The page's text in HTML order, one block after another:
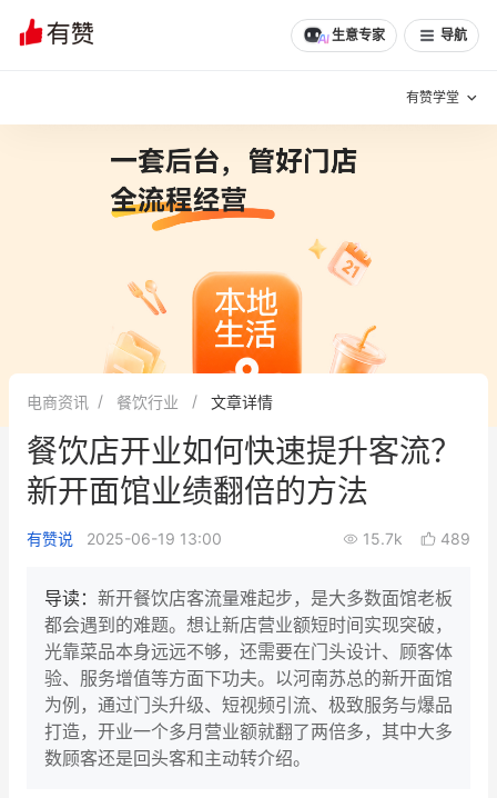
生意专家 导航
有赞学堂
增长方法
有赞专家说
新零售最佳实践
面对面聊增长
新零售大会 新零售茶会
增长产品指南
智库 产品场景库
产品更新动态 帮助中心
电商资讯 餐饮行业 文章详情
餐饮店开业如何快速提升客流？
新开面馆业绩翻倍的方法
有赞说 2025-06-19 13:00 15.7k 489
导读： 新开餐饮店客流量难起步，是大多数面馆老板
都会遇到的难题。想让新店营业额短时间实现突破，
光靠菜品本身远远不够，还需要在门头设计、顾客体
验、服务增值等方面下功夫。以河南苏总的新开面馆
为例，通过门头升级、短视频引流、极致服务与爆品
打造，开业一个多月营业额就翻了两倍多，其中大多
数顾客还是回头客和主动转介绍。